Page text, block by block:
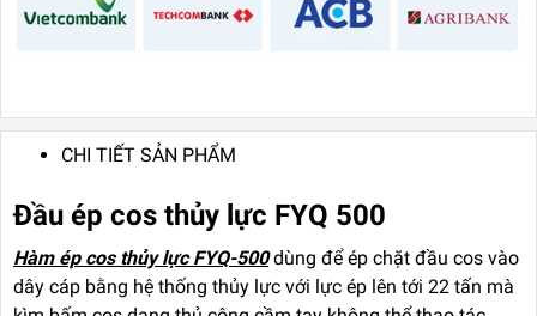
CHI TIẾT SẢN PHẨM
Đầu ép cos thủy lực FYQ 500
Hàm ép cos thủy lực FYQ-500dùng để ép chặt đầu cos vào
dây cáp bằng hệ thống thủy lực với lực ép lên tới 22 tấn mà